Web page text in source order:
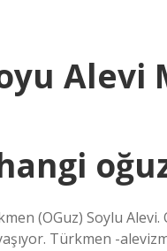
Alevi
(OGuz) Soylu
Türkmen -